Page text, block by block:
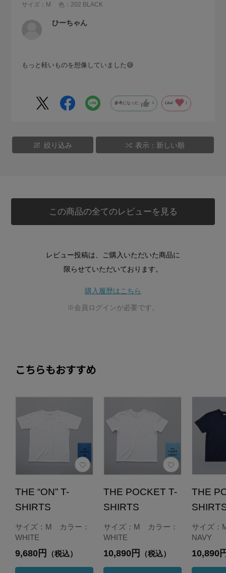
サイズ：M 色：202 BLACK
ひーちゃん
もっと軽いものを想像していました😅
参考になった 4 Like! 1
絞り込み 表示：新しい順
この商品の全てのレビューを見る
レビュー投稿は、ご購入いただいた商品に
限らせていただいております。
購入履歴はこちら
※会員ログインが必要です。
こちらもおすすめ
THE “ON” T-
SHIRTS
サイズ：M カラー：
WHITE
9,680円 （税込）
THE POCKET T-
SHIRTS
サイズ：M カラー：
WHITE
10,890円 （税込）
THE
サイズ
NAVY
10,890